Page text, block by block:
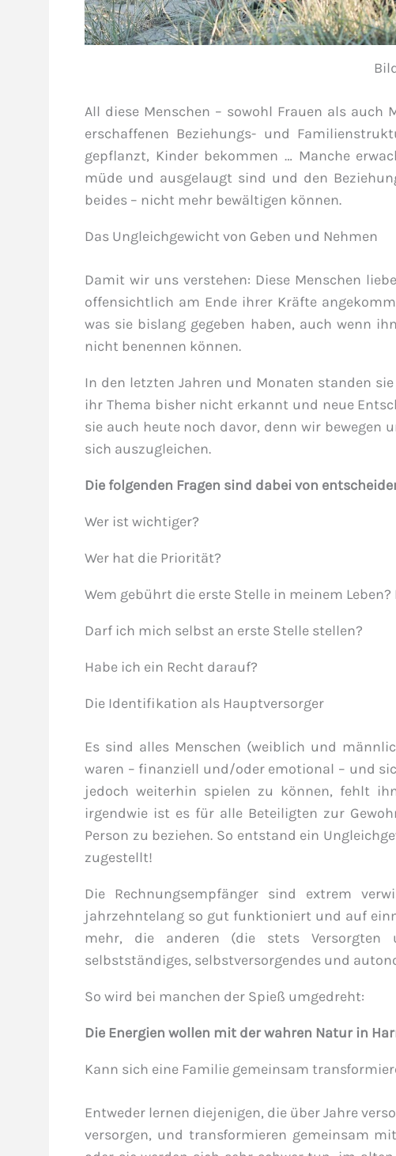
All diese Menschen – sowohl Frauen als
erschaffenen Beziehungs- und
gepflanzt, Kinder bekommen … Manche
müde und ausgelaugt sind und den
beides – nicht mehr bewältigen können.
Das Ungleichgewicht von Geben und Nehmen
Damit wir uns verstehen: Diese Menschen
offensichtlich am Ende ihrer Kräfte
was sie bislang gegeben haben, auch wenn
nicht benennen können.
In den letzten Jahren und Monaten standen
ihr Thema bisher nicht erkannt und neue
sie auch heute noch davor, denn wir bewegen
sich auszugleichen.
Die folgenden Fragen sind dabei von
Wer ist wichtiger?
Wer hat die Priorität?
Wem gebührt die erste Stelle in meinem
Darf ich mich selbst an erste Stelle stellen?
Habe ich ein Recht darauf?
Die Identifikation als Hauptversorger
Es sind alles Menschen (weiblich und
waren – finanziell und/oder emotional – und
jedoch weiterhin spielen zu können, fehlt
irgendwie ist es für alle Beteiligten zur
Person zu beziehen. So entstand ein
zugestellt!
Die Rechnungsempfänger sind extrem
jahrzehntelang so gut funktioniert und auf
mehr, die anderen (die stets Versorgten
selbstständiges, selbstversorgendes und
So wird bei manchen der Spieß umgedreht:
Die Energien wollen mit der wahren Natur in
Kann sich eine Familie gemeinsam
Entweder lernen diejenigen, die über Jahre
versorgen, und transformieren gemeinsam